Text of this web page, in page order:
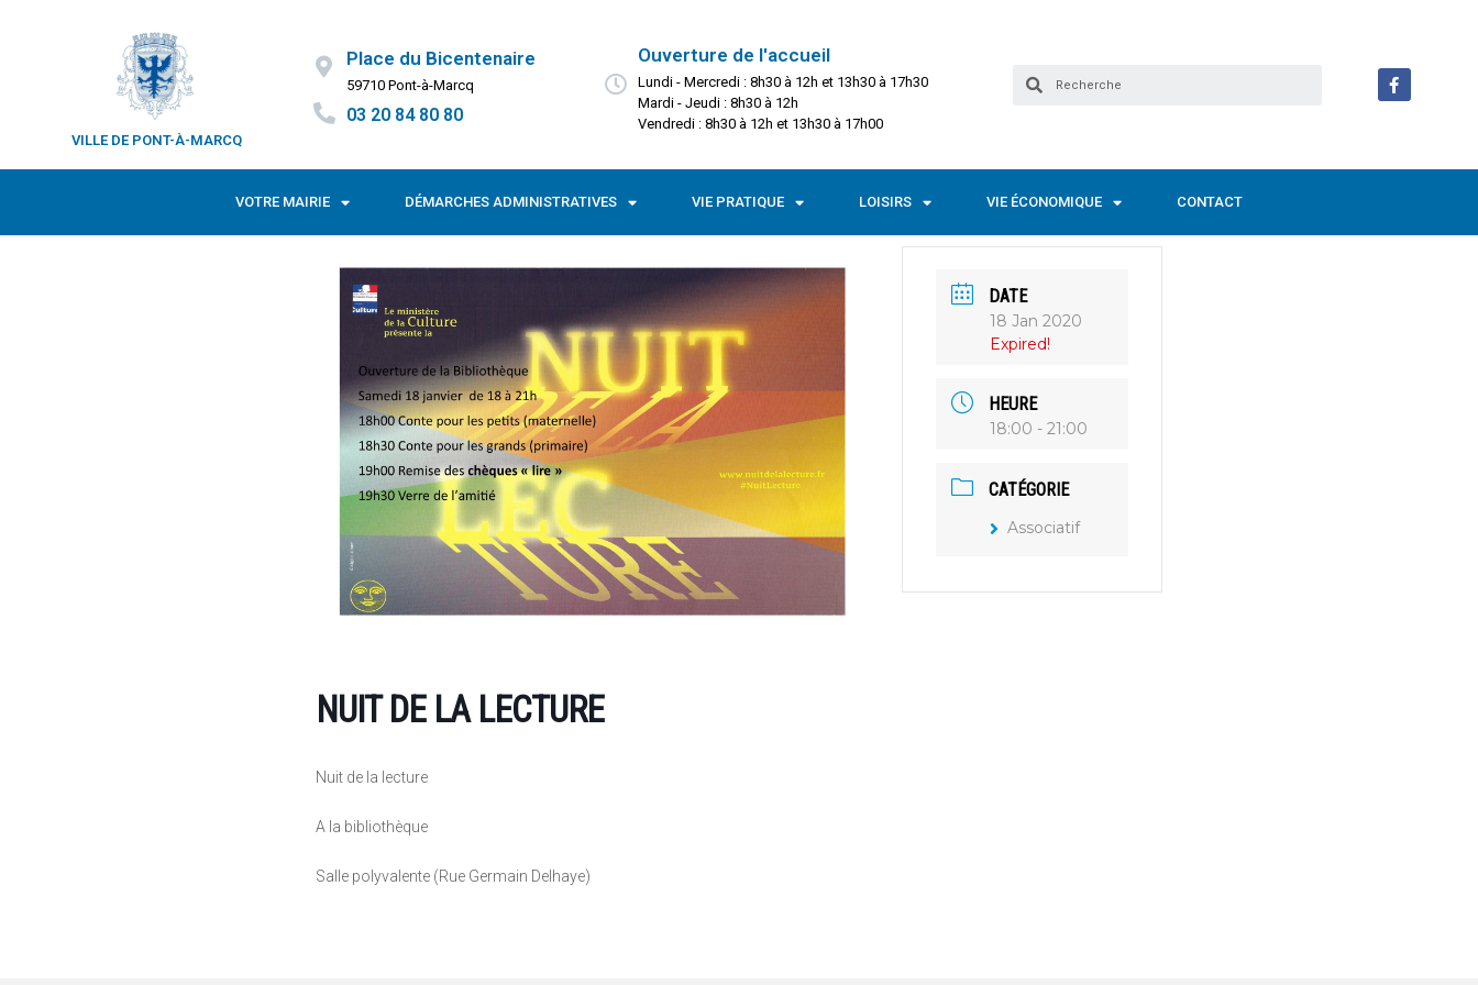
VILLE DE PONT-À-MARCQ
Place du Bicentenaire
59710 Pont-à-Marcq
03 20 84 80 80
Ouverture de l'accueil
Lundi - Mercredi : 8h30 à 12h et 13h30 à 17h30
Mardi - Jeudi : 8h30 à 12h
Vendredi : 8h30 à 12h et 13h30 à 17h00
VOTRE MAIRIE DÉMARCHES ADMINISTRATIVES VIE PRATIQUE LOISIRS VIE ÉCONOMIQUE CONTACT
NUIT DE LA LECTURE
Nuit de la lecture
A la bibliothèque
Salle polyvalente (Rue Germain Delhaye)
DATE
18 Jan 2020
Expired!
HEURE
18:00 - 21:00
CATÉGORIE
Associatif